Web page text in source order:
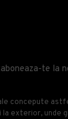
te la
concepute
exterior, unde